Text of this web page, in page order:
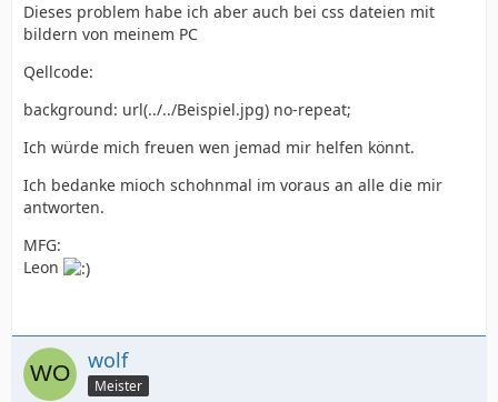
Dieses problem habe ich aber auch bei css dateien mit
bildern von meinem PC
Qellcode:
background: url(../../Beispiel.jpg) no-repeat;
Ich würde mich freuen wen jemad mir helfen könnt.
Ich bedanke mioch schohnmal im voraus an alle die mir
antworten.
MFG:
Leon
wolf
Meister